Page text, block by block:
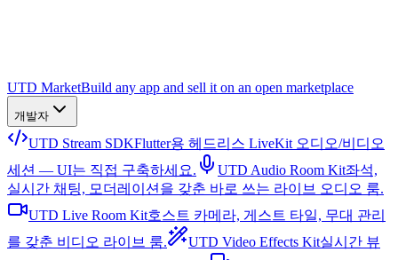
UTD MarketBuild any app and sell it on an open marketplace
개발자
UTD Stream SDKFlutter용 헤드리스 LiveKit 오디오/비디오
세션 — UI는 직접 구축하세요.
UTD Audio Room Kit좌석,
실시간 채팅, 모더레이션을 갖춘 바로 쓰는 라이브 오디오 룸.
UTD Live Room Kit호스트 카메라, 게스트 타일, 무대 관리
를 갖춘 비디오 라이브 룸.
UTD Video Effects Kit실시간 뷰